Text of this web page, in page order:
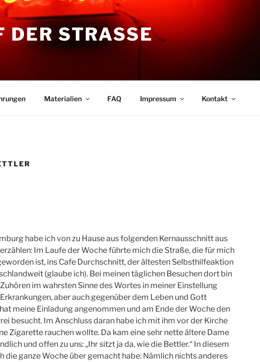
STRASSE
Materialien FAQ Impressum Kontakt
habe ich von zu Hause aus folgenden Kernausschnitt aus
Im Laufe der Woche führte mich die Straße, die für mich
ist, ins Cafe Durchschnitt, der ältesten Selbsthilfeaktion
(glaube ich). Bei meinen täglichen Besuchen dort bin
im wahrsten Sinne des Wortes in meiner Einstellung
aber auch gegenüber dem Leben und Gott
meine Einladung angenommen und am Ende der Woche den
besucht. Im Anschluss daran habe ich mit ihm vor der Kirche
Zigarette rauchen wollte. Da kam eine sehr nette ältere Dame
und offen zu uns: „Ihr sitzt ja da, wie die Bettler.“ In diesem
die ganze Woche über gemacht habe: Nämlich nichts anderes